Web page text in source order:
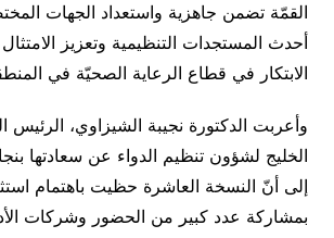
القمّة تضمن جاهزية واستعداد الجهات
أحدث المستجدات التنظيمية وتعزيز
الابتكار في قطاع الرعاية الصحيّة في
وأعربت الدكتورة نجيبة الشيزاوي، الرئيس
الخليج لشؤون تنظيم الدواء عن سعادتها
إلى أنّ النسخة العاشرة حظيت باهتمام
بمشاركة عدد كبير من الحضور وشركات